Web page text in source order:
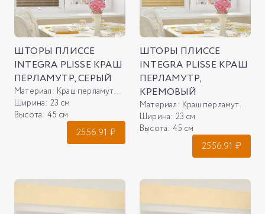
ШТОРЫ ПЛИССЕ
INTEGRA PLISSE КРАШ
ПЕРЛАМУТР, СЕРЫЙ
Материал: Краш перламутр, серый
Ширина: 23 см
Высота: 45 см
2556.91 ₽
ШТОРЫ ПЛИССЕ
INTEGRA PLISSE КРАШ
ПЕРЛАМУТР,
КРЕМОВЫЙ
Материал: Краш перламутр, кремовый
Ширина: 23 см
Высота: 45 см
2556.91 ₽